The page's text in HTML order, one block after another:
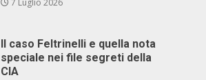
7 Luglio 2026
Il caso Feltrinelli e quella nota
speciale nei file segreti della
CIA